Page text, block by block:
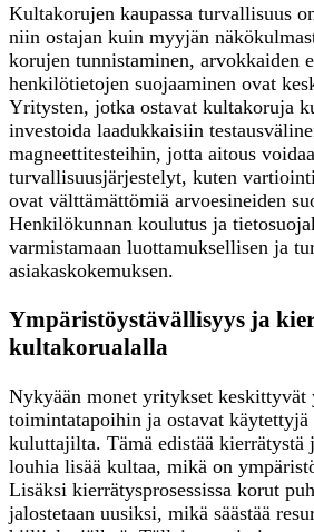
Kultakorujen kaupassa turvallisuus
niin ostajan kuin myyjän
korujen tunnistaminen, arvokkaiden
henkilötietojen suojaaminen ovat
Yritysten, jotka ostavat kultakoruja
investoida laadukkaisiin
magneettitesteihin, jotta aitous
turvallisuusjärjestelyt, kuten
ovat välttämättömiä arvoesineiden
Henkilökunnan koulutus ja
varmistamaan luottamuksellisen ja
asiakaskokemuksen.
Ympäristöystävällisyys ja
kultakorualalla
Nykyään monet yritykset
toimintatapoihin ja ostavat käytettyjä
kuluttajilta. Tämä edistää kierrätystä
louhia lisää kultaa, mikä on
Lisäksi kierrätysprosessissa korut
jalostetaan uusiksi, mikä säästää